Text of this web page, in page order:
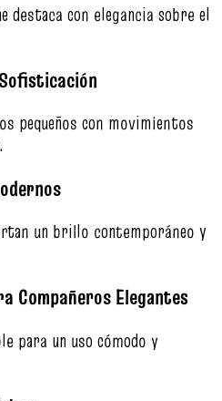
destaca con elegancia sobre el
pequeños con movimientos
un brillo contemporáneo y
Compañeros Elegantes
para un uso cómodo y